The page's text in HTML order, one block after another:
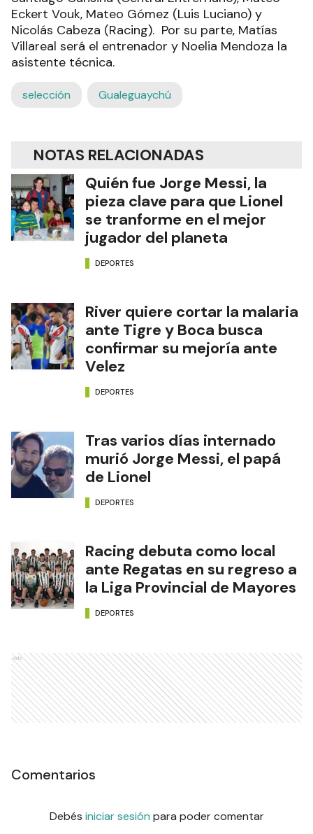
Eckert Vouk, Mateo Gómez (Luis Luciano) y
Nicolás Cabeza (Racing). Por su parte, Matías
Villareal será el entrenador y Noelia Mendoza la
asistente técnica.
selección Gualeguaychú
NOTAS RELACIONADAS
Quién fue Jorge Messi, la
pieza clave para que Lionel
se tranforme en el mejor
jugador del planeta
DEPORTES
River quiere cortar la malaria
ante Tigre y Boca busca
confirmar su mejoría ante
Velez
DEPORTES
Tras varios días internado
murió Jorge Messi, el papá
de Lionel
DEPORTES
Racing debuta como local
ante Regatas en su regreso a
la Liga Provincial de Mayores
DEPORTES
Ads
Comentarios
Debés iniciar sesión para poder comentar